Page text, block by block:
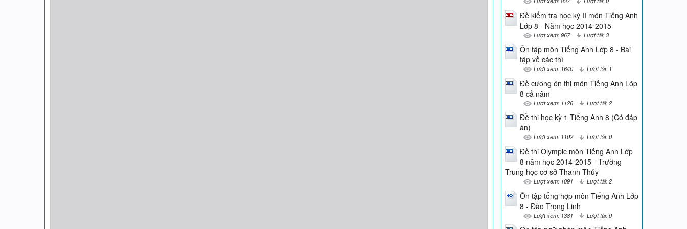
Đề kiểm tra học kỳ II môn Tiếng Anh
Lớp 8 - Năm học 2014-2015
Lượt xem: 967 Lượt tải: 3
Ôn tập môn Tiếng Anh Lớp 8 - Bài
tập về các thì
Lượt xem: 1640 Lượt tải: 1
Đề cương ôn thi môn Tiếng Anh Lớp
8 cả năm
Lượt xem: 1126 Lượt tải: 2
Đề thi học kỳ 1 Tiếng Anh 8 (Có đáp
án)
Lượt xem: 1102 Lượt tải: 0
Đề thi Olympic môn Tiếng Anh Lớp
8 năm học 2014-2015 - Trường
Trung học cơ sở Thanh Thủy
Lượt xem: 1091 Lượt tải: 2
Ôn tập tổng hợp môn Tiếng Anh Lớp
8 - Đào Trọng Linh
Lượt xem: 1381 Lượt tải: 0